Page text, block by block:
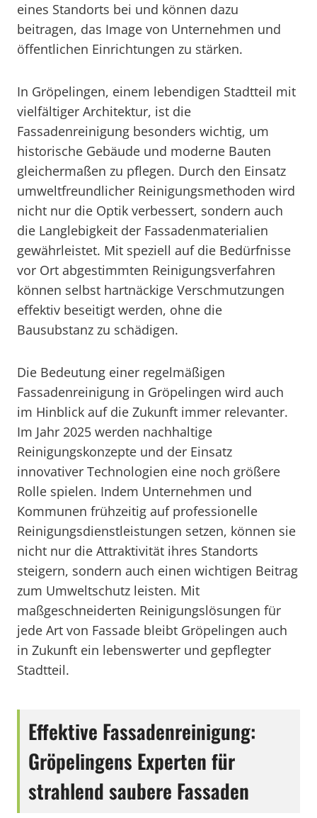
eines Standorts bei und können dazu
beitragen, das Image von Unternehmen und
öffentlichen Einrichtungen zu stärken.
In Gröpelingen, einem lebendigen Stadtteil mit
vielfältiger Architektur, ist die
Fassadenreinigung besonders wichtig, um
historische Gebäude und moderne Bauten
gleichermaßen zu pflegen. Durch den Einsatz
umweltfreundlicher Reinigungsmethoden wird
nicht nur die Optik verbessert, sondern auch
die Langlebigkeit der Fassadenmaterialien
gewährleistet. Mit speziell auf die Bedürfnisse
vor Ort abgestimmten Reinigungsverfahren
können selbst hartnäckige Verschmutzungen
effektiv beseitigt werden, ohne die
Bausubstanz zu schädigen.
Die Bedeutung einer regelmäßigen
Fassadenreinigung in Gröpelingen wird auch
im Hinblick auf die Zukunft immer relevanter.
Im Jahr 2025 werden nachhaltige
Reinigungskonzepte und der Einsatz
innovativer Technologien eine noch größere
Rolle spielen. Indem Unternehmen und
Kommunen frühzeitig auf professionelle
Reinigungsdienstleistungen setzen, können sie
nicht nur die Attraktivität ihres Standorts
steigern, sondern auch einen wichtigen Beitrag
zum Umweltschutz leisten. Mit
maßgeschneiderten Reinigungslösungen für
jede Art von Fassade bleibt Gröpelingen auch
in Zukunft ein lebenswerter und gepflegter
Stadtteil.
Effektive Fassadenreinigung:
Gröpelingens Experten für
strahlend saubere Fassaden